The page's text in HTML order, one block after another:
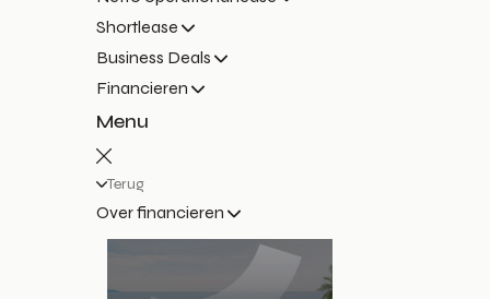
Shortlease
Business Deals
Financieren
Menu
Terug
Over financieren